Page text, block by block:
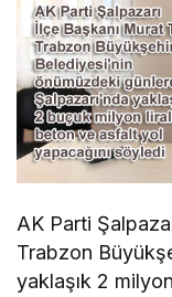
AK Parti
Trabzon
yaklaşık 2